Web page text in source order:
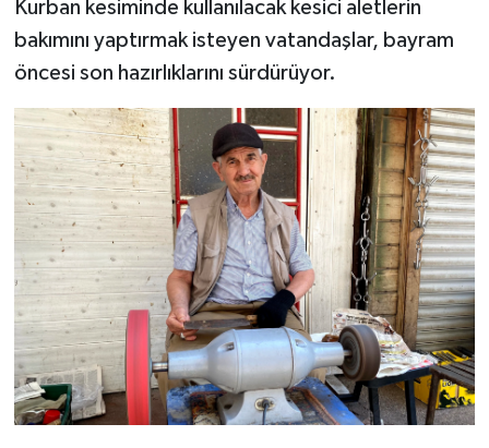
Kurban kesiminde kullanılacak kesici aletlerin
bakımını yaptırmak isteyen vatandaşlar, bayram
öncesi son hazırlıklarını sürdürüyor.